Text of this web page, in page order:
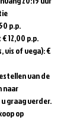
p.p.
12,00 p.p.
vis of vega): €
van de
naar
graag verder.
op